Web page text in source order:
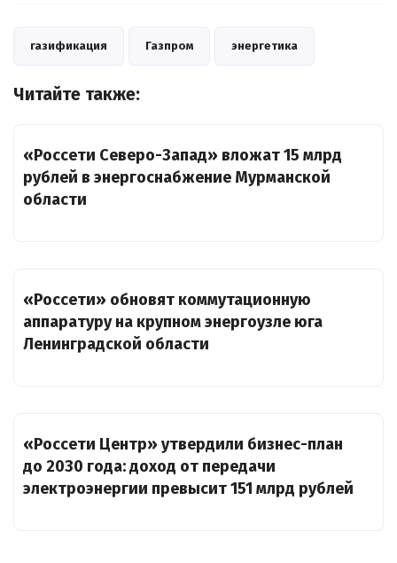
газификация Газпром энергетика
Читайте также:
«Россети Северо-Запад» вложат 15 млрд
рублей в энергоснабжение Мурманской
области
«Россети» обновят коммутационную
аппаратуру на крупном энергоузле юга
Ленинградской области
«Россети Центр» утвердили бизнес-план
до 2030 года: доход от передачи
электроэнергии превысит 151 млрд рублей